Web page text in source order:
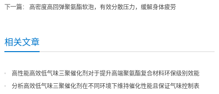
下一篇： 高密度高回弹聚氨酯软泡，有效分散压力，缓解身体疲劳
相关文章
高性能高效低气味三聚催化剂对于提升高端聚氨酯复合材料环保级别效能
分析高效低气味三聚催化剂在不同环境下维持催化性能且保证气味控制表